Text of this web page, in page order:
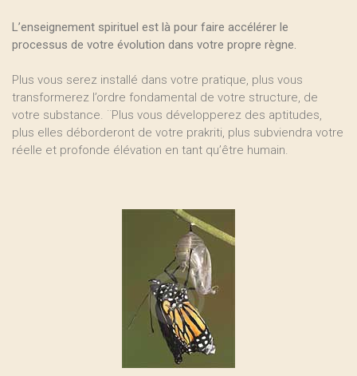
L’enseignement spirituel est là pour faire accélérer le
processus de votre évolution dans votre propre règne.
Plus vous serez installé dans votre pratique, plus vous
transformerez l’ordre fondamental de votre structure, de
votre substance. ¨Plus vous développerez des aptitudes,
plus elles déborderont de votre prakriti, plus subviendra votre
réelle et profonde élévation en tant qu’être humain.